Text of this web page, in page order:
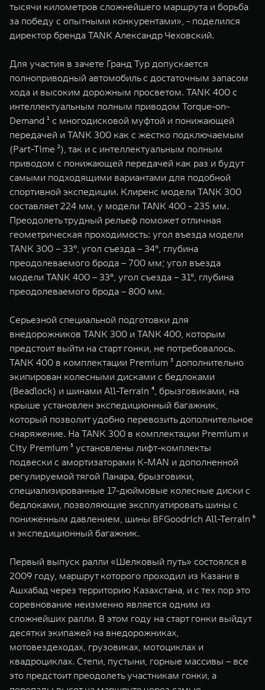
тысячи километров сложнейшего маршрута и борьба
за победу с опытными конкурентами», - поделился
директор бренда TANK Александр Чеховский.
Для участия в зачете Гранд Тур допускается
полноприводный автомобиль с достаточным запасом
хода и высоким дорожным просветом. TANK 400 с
интеллектуальным полным приводом Torque-on-
Demand ¹ с многодисковой муфтой и понижающей
передачей и TANK 300 как с жестко подключаемым
(Part-Time ²), так и с интеллектуальным полным
приводом c понижающей передачей как раз и будут
самыми подходящими вариантами для подобной
спортивной экспедиции. Клиренс модели TANK 300
составляет 224 мм, у модели TANK 400 - 235 мм.
Преодолеть трудный рельеф поможет отличная
геометрическая проходимость: угол въезда модели
TANK 300 – 33°, угол съезда – 34°, глубина
преодолеваемого брода – 700 мм; угол въезда
модели TANK 400 – 33°, угол съезда – 31°, глубина
преодолеваемого брода – 800 мм.
Серьезной специальной подготовки для
внедорожников TANK 300 и TANK 400, которым
предстоит выйти на старт гонки, не потребовалось.
TANK 400 в комплектации Premium ³ дополнительно
экипирован колесными дисками с бедлоками
(Beadlock) и шинами All-Terrain ⁴, брызговиками, на
крыше установлен экспедиционный багажник,
который позволит удобно перевозить дополнительное
снаряжение. На TANK 300 в комплектации Premium и
City Premium ⁵ установлены лифт-комплекты
подвески с амортизаторами K-MAN и дополненной
регулируемой тягой Панара, брызговики,
специализированные 17-дюймовые колесные диски с
бедлоками, позволяющие эксплуатировать шины с
пониженным давлением, шины BFGoodrich All-Terrain ⁶
и экспедиционный багажник.
Первый выпуск ралли «Шелковый путь» состоялся в
2009 году, маршрут которого проходил из Казани в
Ашхабад через территорию Казахстана, и с тех пор это
соревнование неизменно является одним из
сложнейших ралли. В этом году на старт гонки выйдут
десятки экипажей на внедорожниках,
мотовездеходах, грузовиках, мотоциклах и
квадроциклах. Степи, пустыни, горные массивы – все
это предстоит преодолеть участникам гонки, а